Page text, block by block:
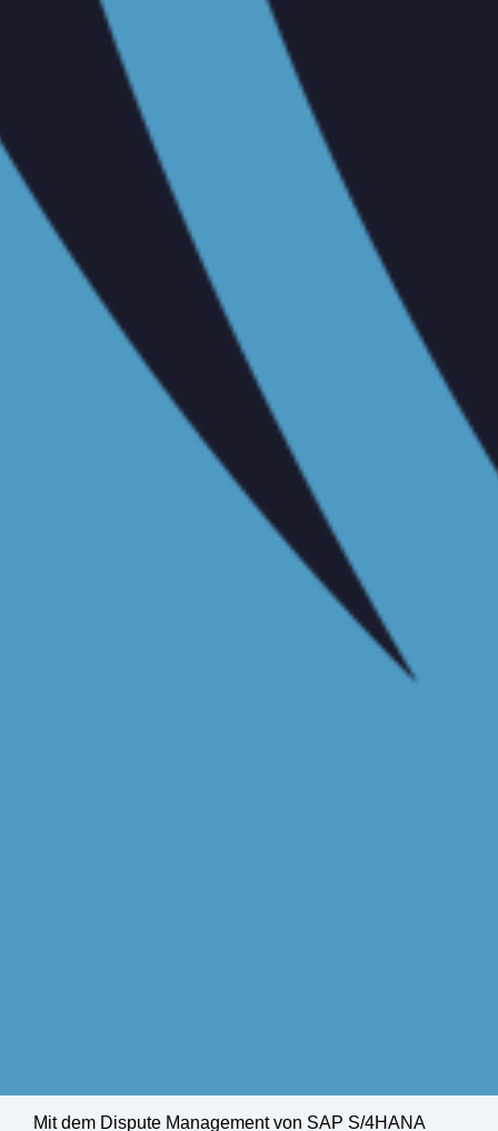
Mit dem Dispute Management von SAP S/4HANA